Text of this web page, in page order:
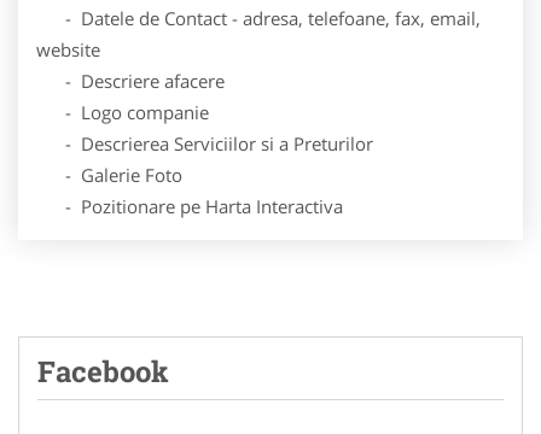
- Datele de Contact - adresa, telefoane, fax, email,
website
- Descriere afacere
- Logo companie
- Descrierea Serviciilor si a Preturilor
- Galerie Foto
- Pozitionare pe Harta Interactiva
Facebook